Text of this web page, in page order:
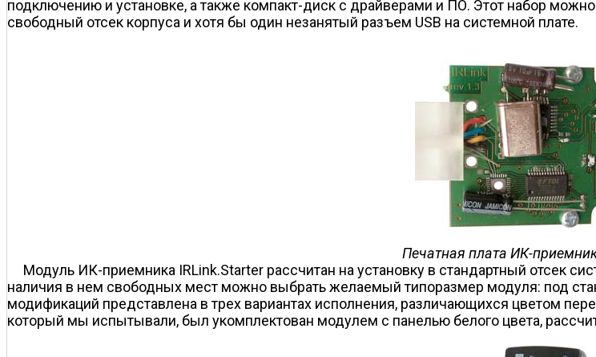
подключению и установке, а также компакт-диск с драйверами и ПО. Этот набор
свободный отсек корпуса и хотя бы один незанятый разъем USB на системной плате.
Печатная плата ИК-
Модуль ИК-приемника IRLink.Starter рассчитан на установку в стандартный отсек
наличия в нем свободных мест можно выбрать желаемый типоразмер модуля: под
модификаций представлена в трех вариантах исполнения, различающихся цветом
который мы испытывали, был укомплектован модулем с панелью белого цвета,